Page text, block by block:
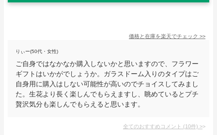
価格と在庫を楽天でチェック >>
りぃー(50代・女性)
ご自身ではなかなか購入しないかと思いますので、フラワー
ギフトはいかがでしょうか。ガラスドーム入りのタイプはご
自身用に購入はしない可能性が高いのでチョイスしてみまし
た。生花より長く楽しんでもらえますし、眺めているとプチ
贅沢気分も楽しんでもらえると思います。
全てのおすすめコメント (10件) >